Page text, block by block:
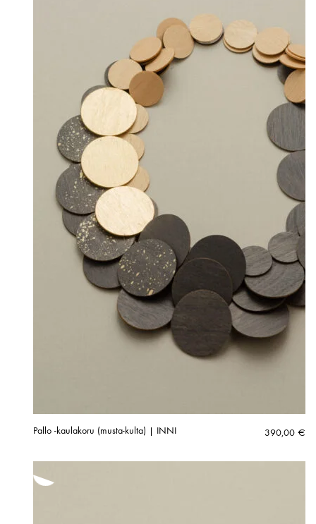
Pallo -kaulakoru (musta-kulta) | INNI 390,00 €